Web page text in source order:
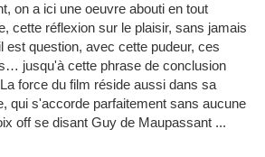
on a ici une oeuvre abouti en tout
cette réflexion sur le plaisir, sans jamais
est question, avec cette pudeur, ces
jusqu'à cette phrase de conclusion
force du film réside aussi dans sa
qui s'accorde parfaitement sans aucune
off se disant Guy de Maupassant ...